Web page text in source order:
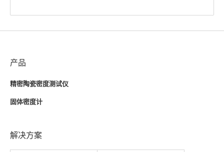
产品
精密陶瓷密度测试仪
固体密度计
解决方案